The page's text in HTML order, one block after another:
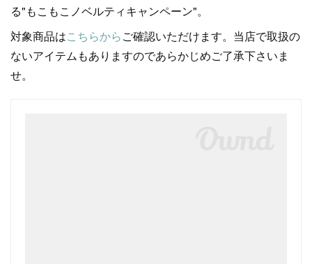
る"もこもこノベルティキャンペーン"。
対象商品はこちらからご確認いただけます。当店で取扱の
ないアイテムもありますのであらかじめご了承下さいま
せ。